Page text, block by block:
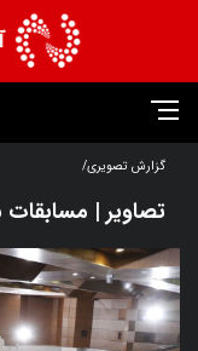
گزارش تصویری/
تصاویر | مسابقات